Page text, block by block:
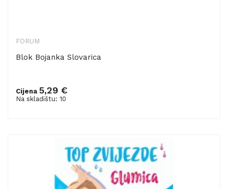
FORUM
Blok Bojanka Slovarica
Cijena 5,29 €
Na skladištu: 10
Dodaj u košaricu